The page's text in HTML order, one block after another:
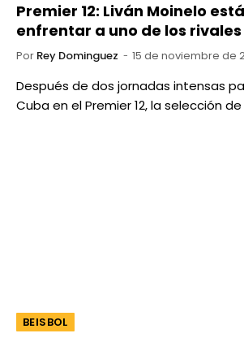
Premier 12: Liván Moinelo
enfrentar a uno de los
Por Rey Dominguez 15 de noviembre de
Después de dos jornadas intensas
Cuba en el Premier 12, la selección
BEISBOL